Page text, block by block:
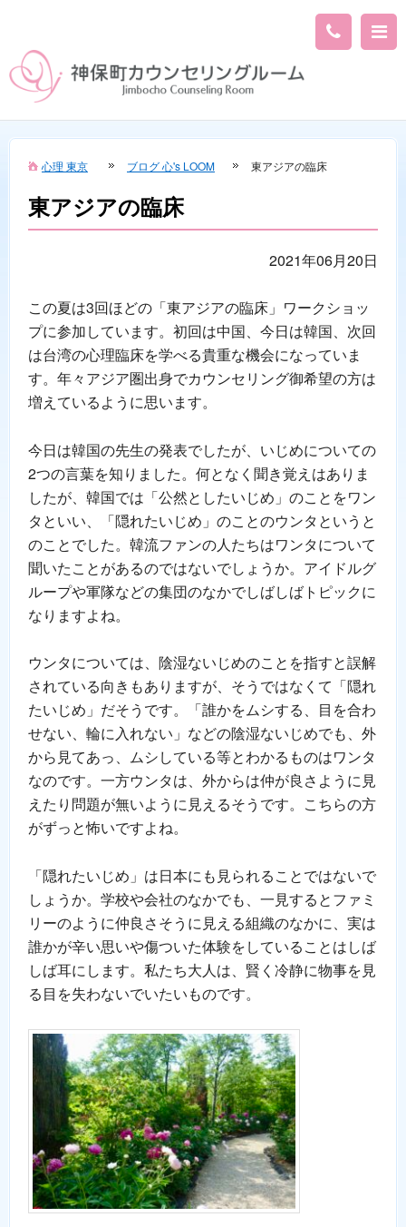
心理 東京 ブログ 心's LOOM 東アジアの臨床
東アジアの臨床
2021年06月20日
この夏は3回ほどの「東アジアの臨床」ワークショッ
プに参加しています。初回は中国、今日は韓国、次回
は台湾の心理臨床を学べる貴重な機会になっていま
す。年々アジア圏出身でカウンセリング御希望の方は
増えているように思います。
今日は韓国の先生の発表でしたが、いじめについての
2つの言葉を知りました。何となく聞き覚えはありま
したが、韓国では「公然としたいじめ」のことをワン
タといい、「隠れたいじめ」のことのウンタというと
のことでした。韓流ファンの人たちはワンタについて
聞いたことがあるのではないでしょうか。アイドルグ
ループや軍隊などの集団のなかでしばしばトピックに
なりますよね。
ウンタについては、陰湿ないじめのことを指すと誤解
されている向きもありますが、そうではなくて「隠れ
たいじめ」だそうです。「誰かをムシする、目を合わ
せない、輪に入れない」などの陰湿ないじめでも、外
から見てあっ、ムシしている等とわかるものはワンタ
なのです。一方ウンタは、外からは仲が良さように見
えたり問題が無いように見えるそうです。こちらの方
がずっと怖いですよね。
「隠れたいじめ」は日本にも見られることではないで
しょうか。学校や会社のなかでも、一見するとファミ
リーのように仲良さそうに見える組織のなかに、実は
誰かが辛い思いや傷ついた体験をしていることはしば
しば耳にします。私たち大人は、賢く冷静に物事を見
る目を失わないでいたいものです。